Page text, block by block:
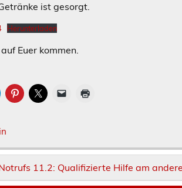
ist gesorgt.
Herunterladen
Euer kommen.
11.2: Qualifizierte Hilfe am